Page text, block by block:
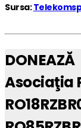
Sursa:
DONEAZĂ
Asociaţia